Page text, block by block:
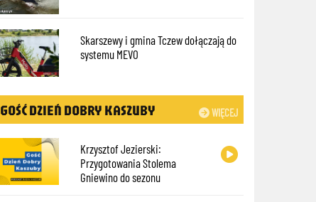
Skarszewy i gmina Tczew dołączają do
systemu MEVO
WIĘCEJ
GOŚĆ DZIEŃ DOBRY KASZUBY
Krzysztof Jezierski:
Przygotowania Stolema
Gniewino do sezonu